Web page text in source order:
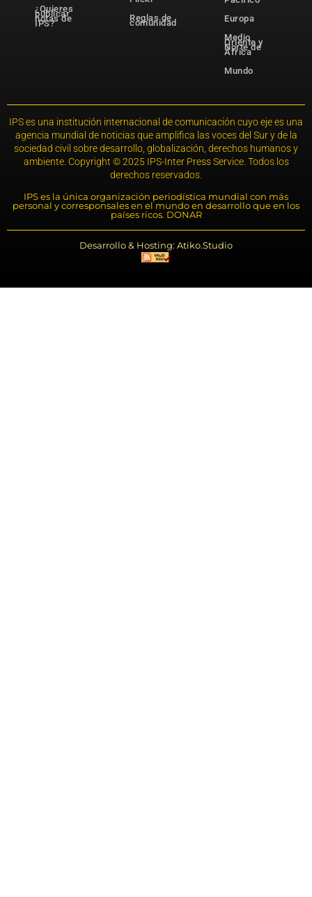
¿Quieres
publicar
notas de
IPS?
Reglas de
comunidad
Europa
Medio
Oriente y
Norte de
África
Mundo
IPS es una institución internacional de comunicación cuyo eje es una
agencia mundial de noticias que amplifica las voces del Sur y de la
sociedad civil sobre desarrollo, globalización, derechos humanos y
ambiente. Copyright © 2025 IPS-Inter Press Service. Todos los
derechos reservados.
IPS es la única organización periodística mundial con más
personal y corresponsales en el mundo en desarrollo que en los
países ricos. DONAR
Desarrollo & Hosting: Atiko.Studio